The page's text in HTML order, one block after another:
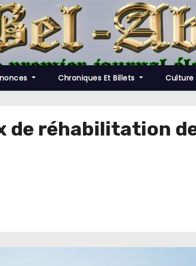
Chroniques Et Billets Culture
de réhabilitation